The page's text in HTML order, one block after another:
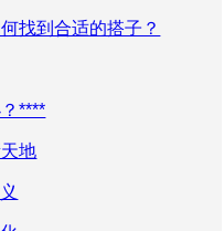
找到合适的搭子？
****
地